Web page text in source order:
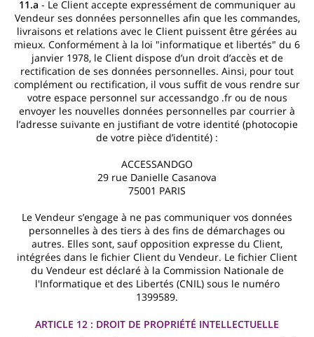
11.a - Le Client accepte expressément de communiquer au
Vendeur ses données personnelles afin que les commandes,
livraisons et relations avec le Client puissent être gérées au
mieux. Conformément à la loi "informatique et libertés" du 6
janvier 1978, le Client dispose d’un droit d’accès et de
rectification de ses données personnelles. Ainsi, pour tout
complément ou rectification, il vous suffit de vous rendre sur
votre espace personnel sur accessandgo .fr ou de nous
envoyer les nouvelles données personnelles par courrier à
l’adresse suivante en justifiant de votre identité (photocopie
de votre pièce d’identité) :
ACCESSANDGO
29 rue Danielle Casanova
75001 PARIS
Le Vendeur s’engage à ne pas communiquer vos données
personnelles à des tiers à des fins de démarchages ou
autres. Elles sont, sauf opposition expresse du Client,
intégrées dans le fichier Client du Vendeur. Le fichier Client
du Vendeur est déclaré à la Commission Nationale de
l'Informatique et des Libertés (CNIL) sous le numéro
1399589.
ARTICLE 12 : DROIT DE PROPRIÉTÉ INTELLECTUELLE